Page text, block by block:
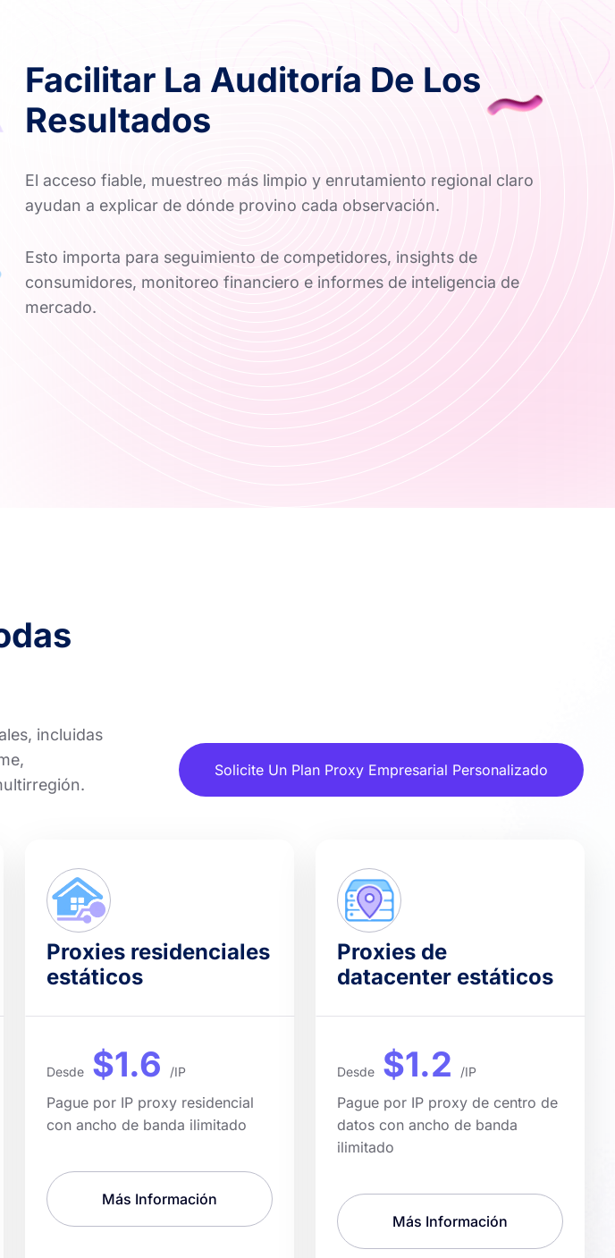
Facilitar La Auditoría De Los
Resultados
El acceso fiable, muestreo más limpio y enrutamiento regional claro
ayudan a explicar de dónde provino cada observación.
Esto importa para seguimiento de competidores, insights de
consumidores, monitoreo financiero e informes de inteligencia de
mercado.
incluidas
Solicite Un Plan Proxy Empresarial Personalizado
Proxies residenciales
estáticos
Desde $1.6 /IP
Pague por IP proxy residencial
con ancho de banda ilimitado
Más Información
Proxies de
datacenter estáticos
Desde $1.2 /IP
Pague por IP proxy de centro de
datos con ancho de banda
ilimitado
Más Información